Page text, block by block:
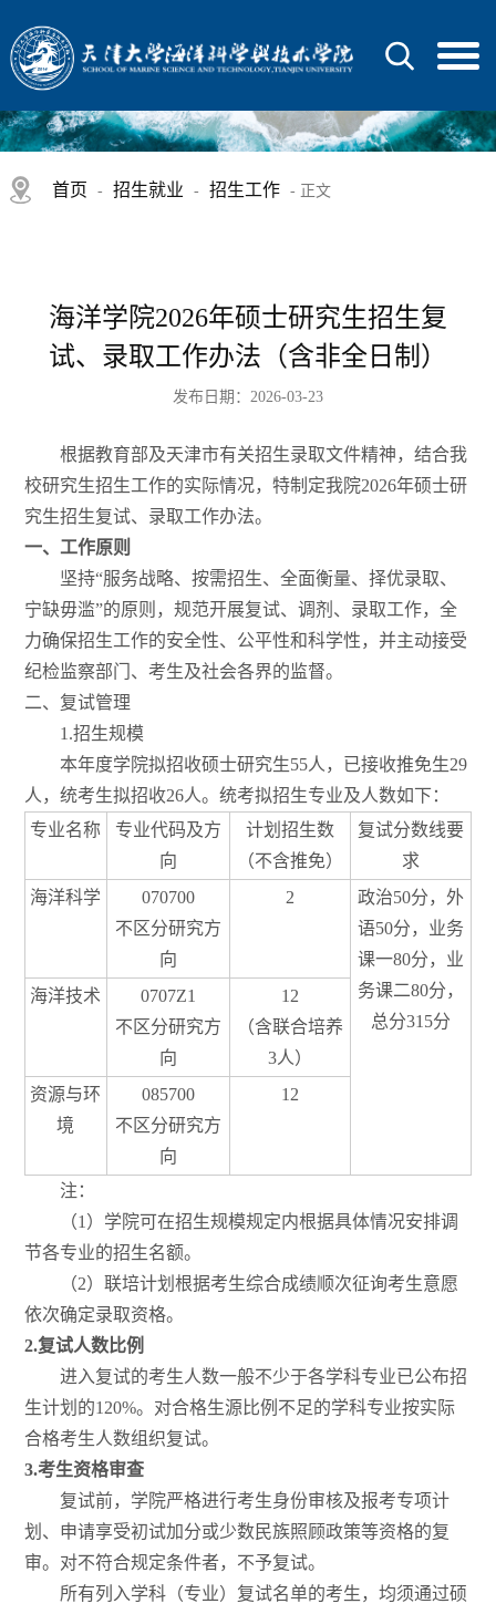
首页 - 招生就业 - 招生工作 - 正文
海洋学院2026年硕士研究生招生复
试、录取工作办法（含非全日制）
发布日期：2026-03-23
根据教育部及天津市有关招生录取文件精神，结合我
校研究生招生工作的实际情况，特制定我院2026年硕士研
究生招生复试、录取工作办法。
一、工作原则
坚持“服务战略、按需招生、全面衡量、择优录取、
宁缺毋滥”的原则，规范开展复试、调剂、录取工作，全
力确保招生工作的安全性、公平性和科学性，并主动接受
纪检监察部门、考生及社会各界的监督。
二、复试管理
1.招生规模
本年度学院拟招收硕士研究生55人，已接收推免生29
人，统考生拟招收26人。统考拟招生专业及人数如下：
专业名称
专业代码及方
向
计划招生数
（不含推免）
复试分数线要
求
海洋科学
070700
不区分研究方
向
2
政治50分，外
语50分，业务
课一80分，业
务课二80分，
总分315分
海洋技术
0707Z1
不区分研究方
向
12
（含联合培养
3人）
资源与环
境
085700
不区分研究方
向
12
注：
（1）学院可在招生规模规定内根据具体情况安排调
节各专业的招生名额。
（2）联培计划根据考生综合成绩顺次征询考生意愿
依次确定录取资格。
2.复试人数比例
进入复试的考生人数一般不少于各学科专业已公布招
生计划的120%。对合格生源比例不足的学科专业按实际
合格考生人数组织复试。
3.考生资格审查
复试前，学院严格进行考生身份审核及报考专项计
划、申请享受初试加分或少数民族照顾政策等资格的复
审。对不符合规定条件者，不予复试。
所有列入学科（专业）复试名单的考生，均须通过硕